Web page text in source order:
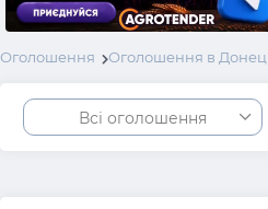
Оголошення Оголошення в
Всі оголошення